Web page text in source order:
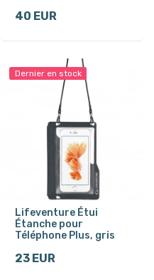
40 EUR
Dernier en stock
Lifeventure Étui
Étanche pour
Téléphone Plus, gris
23 EUR